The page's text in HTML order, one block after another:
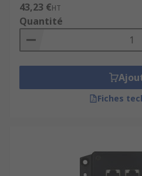
43,23 €HT
Quantité
Fiches